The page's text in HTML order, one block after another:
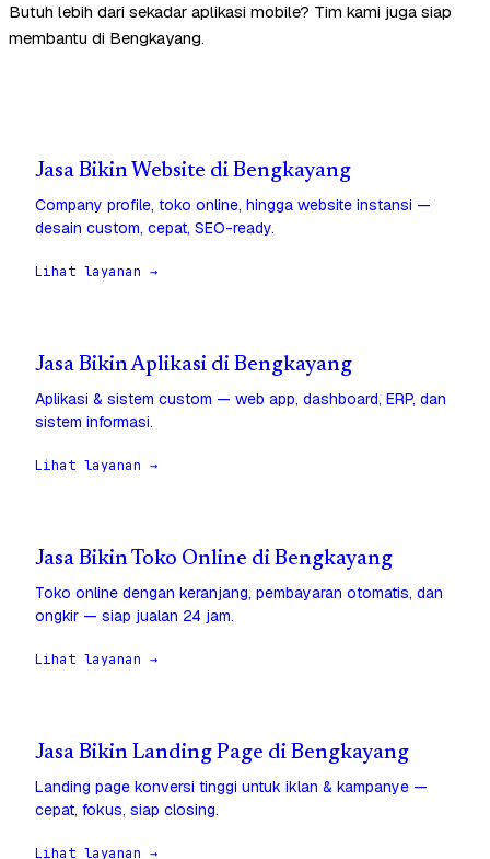
Butuh lebih dari sekadar aplikasi mobile? Tim kami juga siap
membantu di Bengkayang.
Jasa Bikin Website di Bengkayang
Company profile, toko online, hingga website instansi —
desain custom, cepat, SEO-ready.
Lihat layanan →
Jasa Bikin Aplikasi di Bengkayang
Aplikasi & sistem custom — web app, dashboard, ERP, dan
sistem informasi.
Lihat layanan →
Jasa Bikin Toko Online di Bengkayang
Toko online dengan keranjang, pembayaran otomatis, dan
ongkir — siap jualan 24 jam.
Lihat layanan →
Jasa Bikin Landing Page di Bengkayang
Landing page konversi tinggi untuk iklan & kampanye —
cepat, fokus, siap closing.
Lihat layanan →